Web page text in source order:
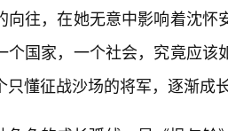
向往，在她无意中影响着沈
个国家，一个社会，究竟应
只懂征战沙场的将军，逐渐成